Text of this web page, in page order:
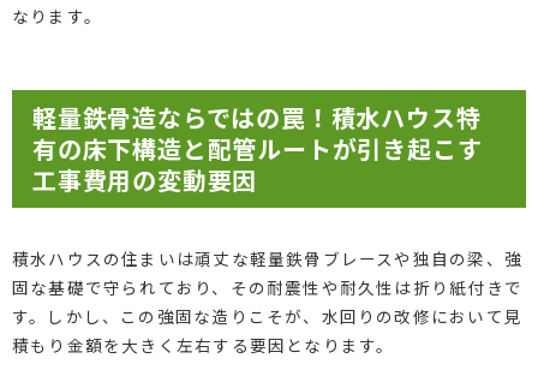
なります。
軽量鉄骨造ならではの罠！積水ハウス特
有の床下構造と配管ルートが引き起こす
工事費用の変動要因
積水ハウスの住まいは頑丈な軽量鉄骨ブレースや独自の梁、強
固な基礎で守られており、その耐震性や耐久性は折り紙付きで
す。しかし、この強固な造りこそが、水回りの改修において見
積もり金額を大きく左右する要因となります。